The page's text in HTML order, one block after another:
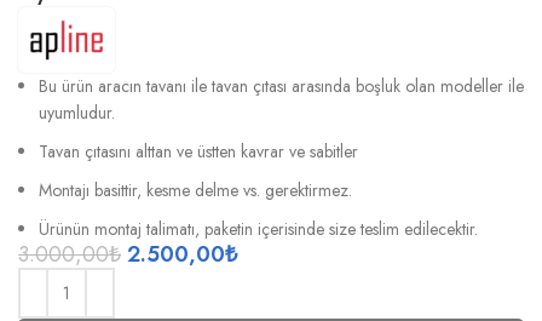
Bu ürün aracın tavanı ile tavan çıtası arasında boşluk olan modeller ile
uyumludur.
Tavan çıtasını alttan ve üstten kavrar ve sabitler
Montajı basittir, kesme delme vs. gerektirmez.
Ürünün montaj talimatı, paketin içerisinde size teslim edilecektir.
3.000,00₺2.500,00₺